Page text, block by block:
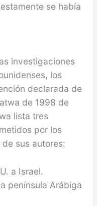
se había
investigaciones
los
declarada de
de 1998 de
lista tres
por los
sus autores:
a Israel.
península Arábiga